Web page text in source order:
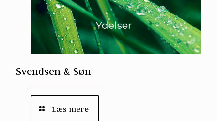
Svendsen & Søn
Læs mere